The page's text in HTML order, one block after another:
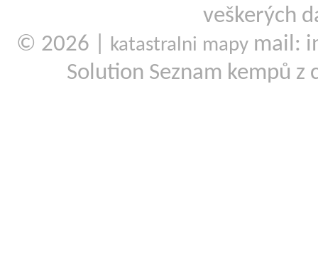
veškerých
© 2026 |
katastralni mapy mail:
Solution Seznam kempů z